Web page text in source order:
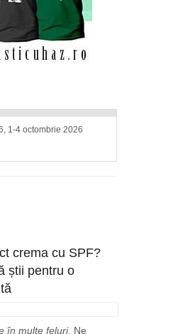
1-4 octombrie 2026
crema cu SPF?
știi pentru o
în multe feluri. Ne